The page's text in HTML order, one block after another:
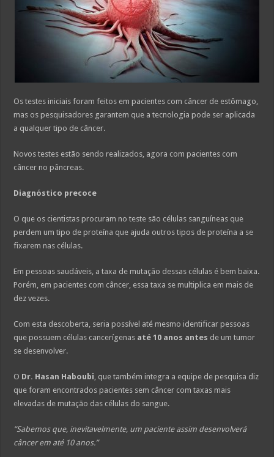
Os testes iniciais foram feitos em pacientes com câncer de estômago,
mas os pesquisadores garantem que a tecnologia pode ser aplicada
a qualquer tipo de câncer.
Novos testes estão sendo realizados, agora com pacientes com
câncer no pâncreas.
Diagnóstico precoce
O que os cientistas procuram no teste são células sanguíneas que
perdem um tipo de proteína que ajuda outros tipos de proteína a se
fixarem nas células.
Em pessoas saudáveis, a taxa de mutação dessas células é bem baixa.
Porém, em pacientes com câncer, essa taxa se multiplica em mais de
dez vezes.
Com esta descoberta, seria possível até mesmo identificar pessoas
que possuem células cancerígenas até 10 anos antes de um tumor
se desenvolver.
O Dr. Hasan Haboubi, que também integra a equipe de pesquisa diz
que foram encontrados pacientes sem câncer com taxas mais
elevadas de mutação das células do sangue.
“Sabemos que, inevitavelmente, um paciente assim desenvolverá
câncer em até 10 anos.”